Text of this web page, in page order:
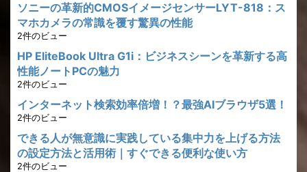
ソニーの革新的CMOSイメージセンサーLYT-818：ス
マホカメラの常識を覆す驚異の性能
2件のビュー
HP EliteBook Ultra G1i：ビジネスシーンを革新する高
性能ノートPCの魅力
2件のビュー
インターネット検索効率倍増！？最強AIブラウザ5選！
2件のビュー
できる人が無意識に実践している集中力を上げる方法
の設定方法と活用術｜すぐできる便利な使い方
2件のビュー